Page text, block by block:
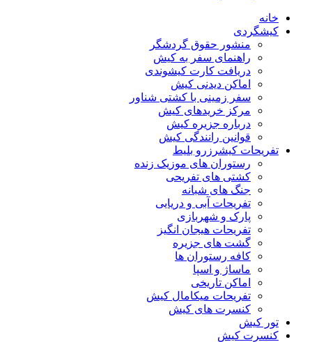
خانه
کیشگردی
منشور حقوق گردشگر
راهنمای سفر به کیش
دریافت کارت کیشوندی
اماکن دیدنی کیش
سفر زمینی با کشتی شناور
مرکز خریدهای کیش
درباره جزیره کیش
قوانین رانندگی کیش
تفریحات کیشرزرو بلیط
رستوران های موزیک زنده
کشتی های تفریحی
جنگ های شبانه
تفریحات آبی و دریایی
پارک و شهربازی
تفریحات هیجان انگیز
گشت های جزیره
کافه رستوران ها
ماساژ و اسپا
اماکن تاریخی
تفریحات میکامال کیش
کنسرت های کیش
تور کیش
کنسرت کیش